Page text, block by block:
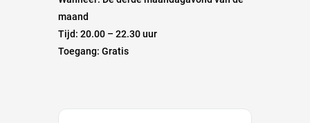
maand
Tijd: 20.00 – 22.30 uur
Toegang: Gratis